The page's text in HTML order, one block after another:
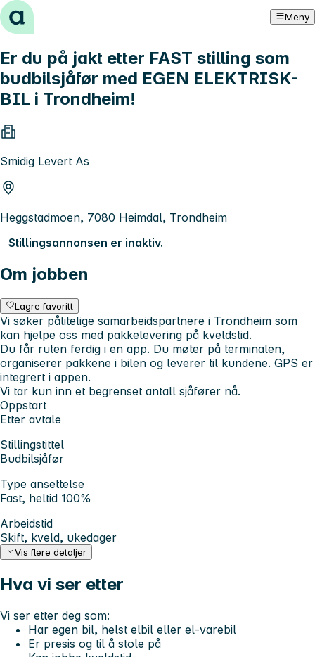
Hopp til innhold Meny
Er du på jakt etter FAST stilling som
budbilsjåfør med EGEN ELEKTRISK-
BIL i Trondheim!
Smidig Levert As
Heggstadmoen, 7080 Heimdal, Trondheim
Stillingsannonsen er inaktiv.
Om jobben
Lagre favoritt
Vi søker pålitelige samarbeidspartnere i Trondheim som
kan hjelpe oss med pakkelevering på kveldstid.
Du får ruten ferdig i en app. Du møter på terminalen,
organiserer pakkene i bilen og leverer til kundene. GPS er
integrert i appen.
Vi tar kun inn et begrenset antall sjåfører nå.
Oppstart
Etter avtale
Stillingstittel
Budbilsjåfør
Type ansettelse
Fast, heltid 100%
Arbeidstid
Skift, kveld, ukedager
Vis flere detaljer
Hva vi ser etter
Vi ser etter deg som:
Har egen bil, helst elbil eller el-varebil
Er presis og til å stole på